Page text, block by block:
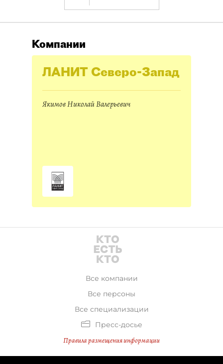
Компании
ЛАНИТ Северо-Запад
Якимов Николай Валерьевич
Все компании
Все персоны
Все специализации
Пресс-досье
Правила размещения информации